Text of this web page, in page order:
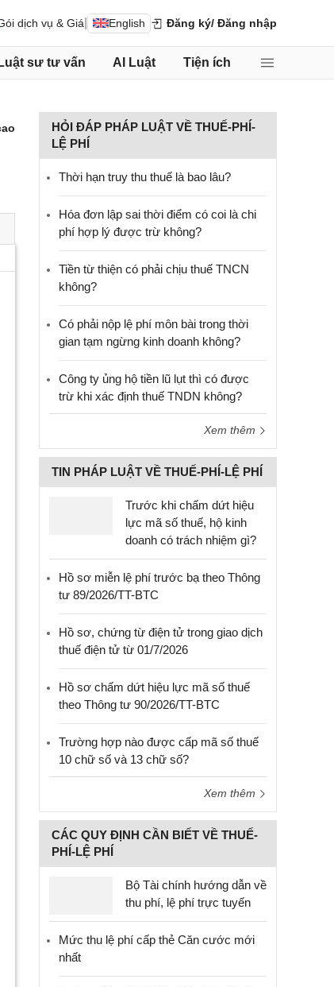
dịch vụ & Giá English Đăng ký/ Đăng nhập
Luật sư tư vấn AI Luật Tiện ích
HỎI ĐÁP PHÁP LUẬT VỀ THUẾ-PHÍ-
LỆ PHÍ
Thời hạn truy thu thuế là bao lâu?
Hóa đơn lập sai thời điểm có coi là chi
phí hợp lý được trừ không?
Tiền từ thiện có phải chịu thuế TNCN
không?
Có phải nộp lệ phí môn bài trong thời
gian tạm ngừng kinh doanh không?
Công ty ủng hộ tiền lũ lụt thì có được
trừ khi xác định thuế TNDN không?
Xem thêm
TIN PHÁP LUẬT VỀ THUẾ-PHÍ-LỆ PHÍ
Trước khi chấm dứt hiệu
lực mã số thuế, hộ kinh
doanh có trách nhiệm gì?
Hồ sơ miễn lệ phí trước bạ theo Thông
tư 89/2026/TT-BTC
Hồ sơ, chứng từ điện tử trong giao dịch
thuế điện tử từ 01/7/2026
Hồ sơ chấm dứt hiệu lực mã số thuế
theo Thông tư 90/2026/TT-BTC
Trường hợp nào được cấp mã số thuế
10 chữ số và 13 chữ số?
Xem thêm
CÁC QUY ĐỊNH CẦN BIẾT VỀ THUẾ-
PHÍ-LỆ PHÍ
Bộ Tài chính hướng dẫn về
thu phí, lệ phí trực tuyến
Mức thu lệ phí cấp thẻ Căn cước mới
nhất